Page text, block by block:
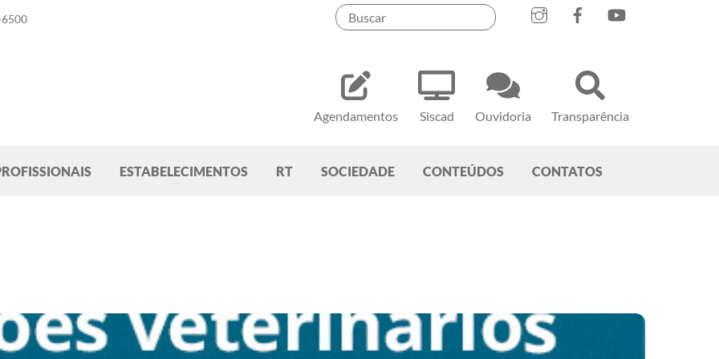
Agendamentos Siscad Ouvidoria Transparência
ESTABELECIMENTOS RT SOCIEDADE CONTEÚDOS CONTATOS